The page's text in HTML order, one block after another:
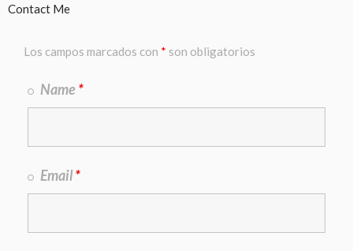
Contact Me
Los campos marcados con * son obligatorios
Name *
Email*